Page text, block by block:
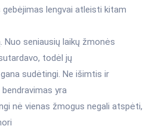
lengvai atleisti kitam
Nuo seniausių laikų žmonės
todėl jų
sudėtingi. Ne išimtis ir
yra
nė vienas žmogus negali atspėti,